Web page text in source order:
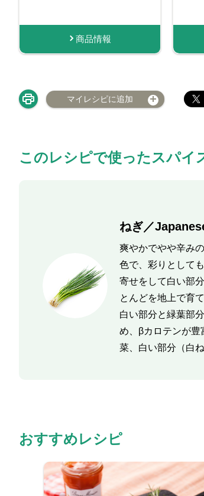
商品情報購入する
マイレシピに追加
このレシピで使ったスパイ
ねぎ／
爽やかでやや辛み
色で、彩りとして
寄せをして白い部
とんどを地上で育
白い部分と緑葉部
め、βカロテンが豊
菜、白い部分（白
おすすめレシピ